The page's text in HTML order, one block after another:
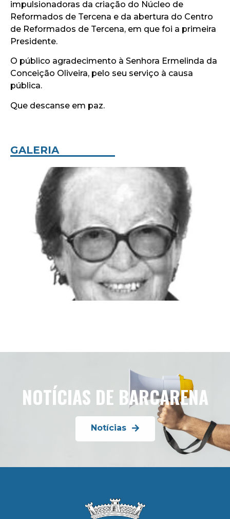
impulsionadoras da criação do Núcleo de
Reformados de Tercena e da abertura do Centro
de Reformados de Tercena, em que foi a primeira
Presidente.
O público agradecimento à Senhora Ermelinda da
Conceição Oliveira, pelo seu serviço à causa
pública.
Que descanse em paz.
GALERIA
NOTÍCIAS DE BARCARENA
Notícias